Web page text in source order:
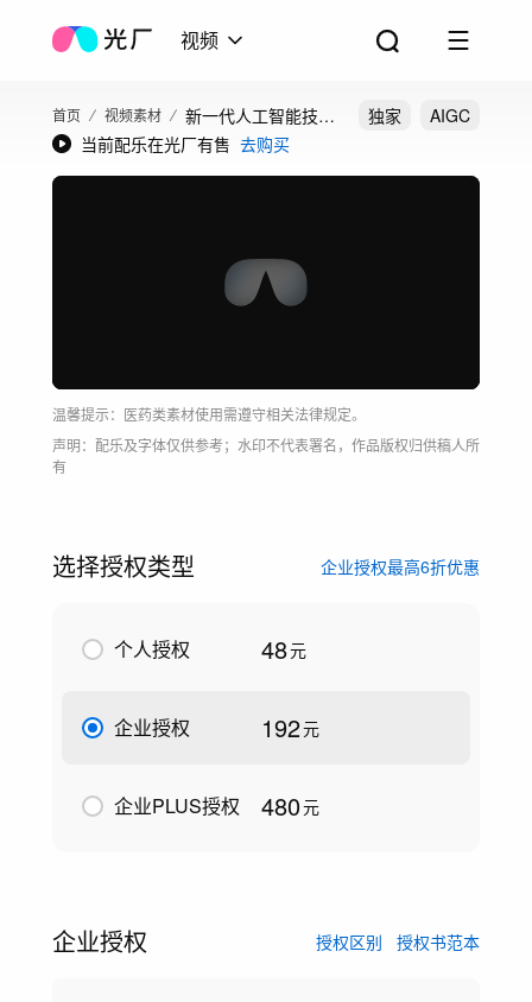
视频
首页 视频素材
新一代人工智能技术
快速演进
独家
AIGC
当前配乐在光厂有售 去购买
温馨提示：医药类素材使用需遵守相关法律规定。
声明：配乐及字体仅供参考；水印不代表署名，作品版权归供稿人所
有
选择授权类型 企业授权最高6折优惠
个人授权 48元
企业授权 192元
企业PLUS授权 480元
企业授权 授权区别 授权书范本